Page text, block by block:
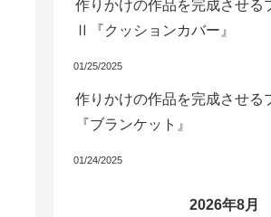
作りかけの作品を完成させる
Ⅱ『クッションカバー』
01/25/2025
作りかけの作品を完成させる
『ブランケット』
01/24/2025
2026年8月